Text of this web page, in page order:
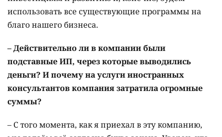
использовать все существующие программы на
благо нашего бизнеса.
– Действительно ли в компании были
подставные ИП, через которые выводились
деньги? И почему на услуги иностранных
консультантов компания затратила огромные
суммы?
– С того момента, как я приехал в эту компанию,